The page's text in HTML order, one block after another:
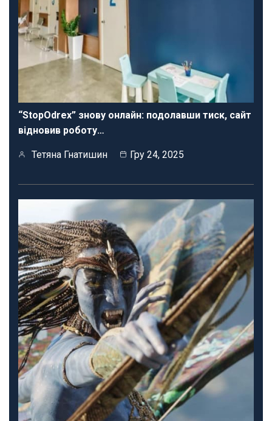
“StopOdrex” знову онлайн: подолавши тиск, сайт
відновив роботу…
Тетяна Гнатишин Гру 24, 2025